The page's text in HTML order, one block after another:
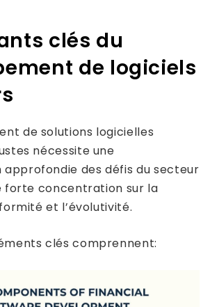
clés du
de logiciels
de solutions logicielles
nécessite une
des défis du secteur
forte concentration sur la
et l’évolutivité.
clés comprennent: